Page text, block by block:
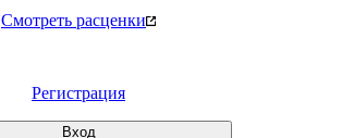
Смотреть расценки
Регистрация
Вход